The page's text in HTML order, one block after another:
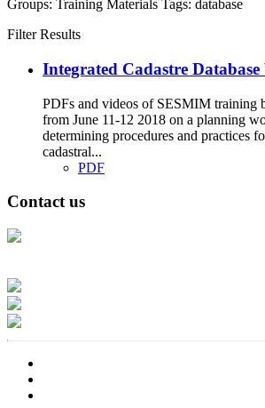
Groups: Training Materials Tags: database
Filter Results
Integrated Cadastre
PDFs and videos of SESMIM training
from June 11-12 2018 on a planning
determining procedures and practices
cadastral...
PDF
Contact us